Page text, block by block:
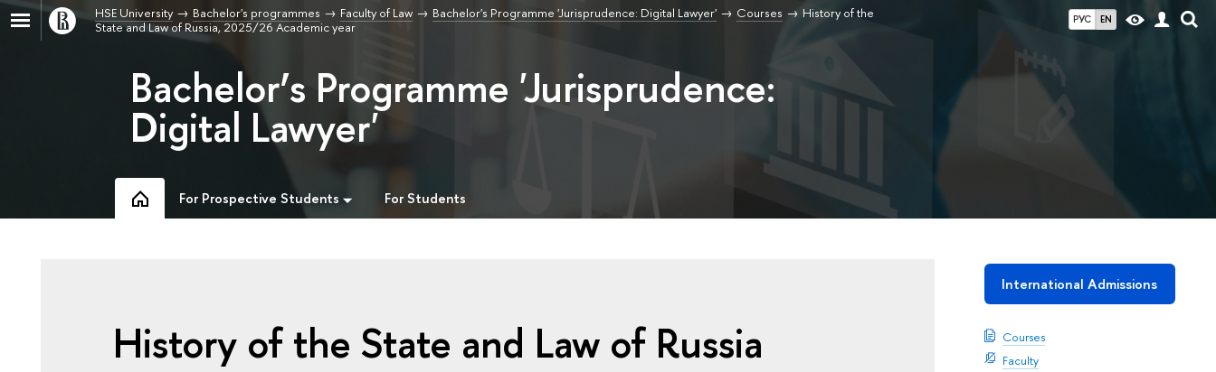
РУС EN
HSE University Bachelor's programmes Faculty of Law Bachelor's Programme 'Jurisprudence: Digital Lawyer' Courses
History of the
State and Law of Russia, 2025/26 Academic year
Bachelor’s Programme 'Jurisprudence:
Digital Lawyer'
For Prospective Students For Students
International Admissions
Courses
Faculty
History of the State and Law of Russia